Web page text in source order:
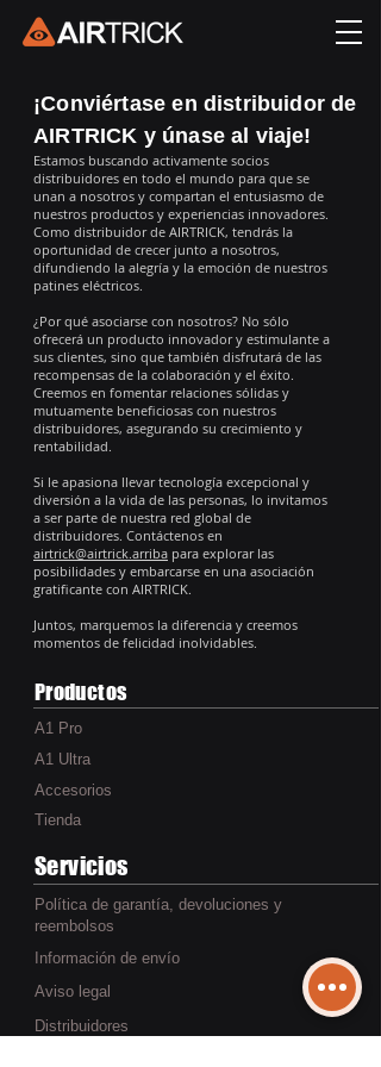
¡Conviértase en distribuidor de
AIRTRICK y únase al viaje!
Estamos buscando activamente socios
distribuidores en todo el mundo para que se
unan a nosotros y compartan el entusiasmo de
nuestros productos y experiencias innovadores.
Como distribuidor de AIRTRICK, tendrás la
oportunidad de crecer junto a nosotros,
difundiendo la alegría y la emoción de nuestros
patines eléctricos.
¿Por qué asociarse con nosotros? No sólo
ofrecerá un producto innovador y estimulante a
sus clientes, sino que también disfrutará de las
recompensas de la colaboración y el éxito.
Creemos en fomentar relaciones sólidas y
mutuamente beneficiosas con nuestros
distribuidores, asegurando su crecimiento y
rentabilidad.
Si le apasiona llevar tecnología excepcional y
diversión a la vida de las personas, lo invitamos
a ser parte de nuestra red global de
distribuidores. Contáctenos en
airtrick@airtrick.arriba para explorar las
posibilidades y embarcarse en una asociación
gratificante con AIRTRICK.
Juntos, marquemos la diferencia y creemos
momentos de felicidad inolvidables.
Productos
A1 Pro
A1 Ultra
Accesorios
Tienda
Servicios
Política de garantía, devoluciones y
reembolsos
Información de envío
Aviso legal
Distribuidores